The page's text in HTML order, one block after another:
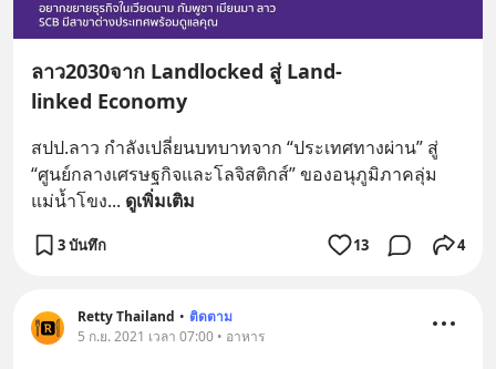
ลาว2030จาก Landlocked สู่ Land-
linked Economy
สปป.ลาว กำลังเปลี่ยนบทบาทจาก “ประเทศทางผ่าน” สู่
“ศูนย์กลางเศรษฐกิจและโลจิสติกส์” ของอนุภูมิภาคลุ่ม
แม่น้ำโขง... ดูเพิ่มเติม
3 บันทึก 13 4
Retty Thailand • ติดตาม
5 ก.ย. 2021 เวลา 07:00 • อาหาร